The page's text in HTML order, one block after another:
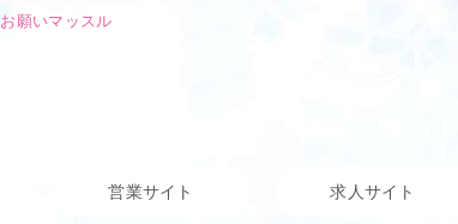
お願いマッスル
営業サイト 求人サイト